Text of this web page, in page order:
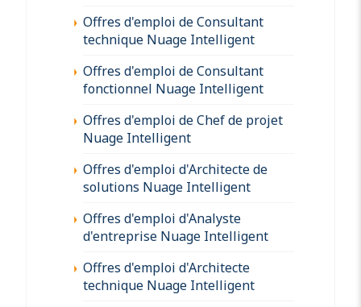
Offres d'emploi de Consultant
technique Nuage Intelligent
Offres d'emploi de Consultant
fonctionnel Nuage Intelligent
Offres d'emploi de Chef de projet
Nuage Intelligent
Offres d'emploi d'Architecte de
solutions Nuage Intelligent
Offres d'emploi d'Analyste
d'entreprise Nuage Intelligent
Offres d'emploi d'Architecte
technique Nuage Intelligent